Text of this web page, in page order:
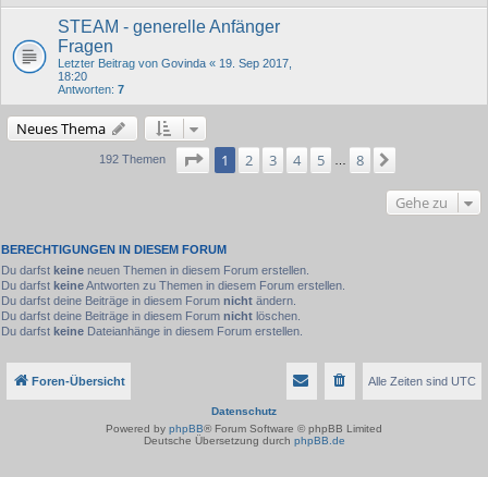
STEAM - generelle Anfänger
Fragen
Letzter Beitrag von Govinda « 19. Sep 2017,
18:20
Antworten: 7
Neues Thema
192 Themen Seite von
1 2 3 4 5 8
Gehe zu
BERECHTIGUNGEN IN DIESEM FORUM
Du darfst keine neuen Themen in diesem Forum erstellen.
Du darfst keineAntworten zu Themen in diesem Forum erstellen.
Du darfst deine Beiträge in diesem Forum nicht ändern.
Du darfst deine Beiträge in diesem Forum nicht löschen.
Du darfst keine Dateianhänge in diesem Forum erstellen.
Foren-Übersicht Alle Zeiten sind UTC
Datenschutz
Powered by phpBB® Forum Software © phpBB Limited
Deutsche Übersetzung durch phpBB.de